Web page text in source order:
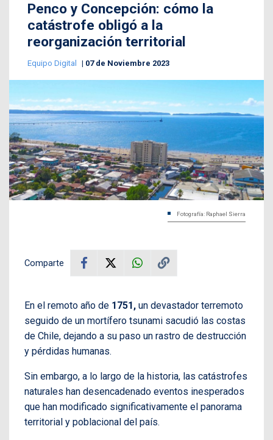
Penco y Concepción: cómo la
catástrofe obligó a la
reorganización territorial
Equipo Digital 07 de Noviembre 2023
Fotografía: Raphael Sierra
Comparte
En el remoto año de 1751, un devastador terremoto
seguido de un mortífero tsunami sacudió las costas
de Chile, dejando a su paso un rastro de destrucción
y pérdidas humanas.
Sin embargo, a lo largo de la historia, las catástrofes
naturales han desencadenado eventos inesperados
que han modificado significativamente el panorama
territorial y poblacional del país.